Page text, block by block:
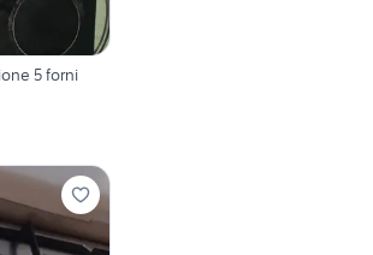
5 forni